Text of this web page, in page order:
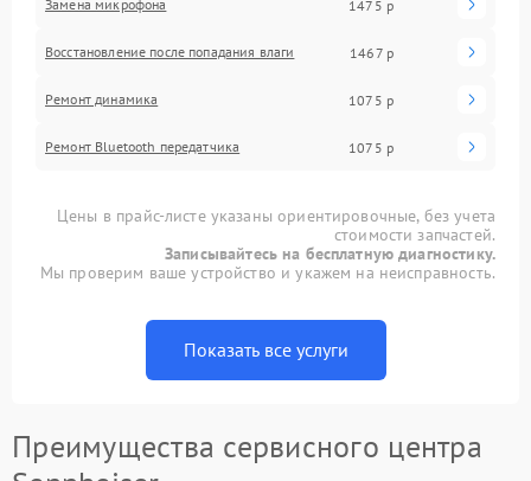
Замена микрофона 1475 р
Восстановление после попадания влаги 1467 р
Ремонт динамика 1075 р
Ремонт Bluetooth передатчика 1075 р
Цены в прайс-листе указаны ориентировочные, без учета
стоимости запчастей.
Записывайтесь на бесплатную диагностику.
Мы проверим ваше устройство и укажем на неисправность.
Показать все услуги
Преимущества сервисного центра